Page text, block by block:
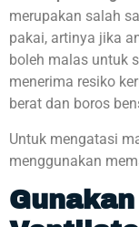
merupakan salah
pakai, artinya jika
boleh malas untuk
menerima resiko
berat dan boros
Untuk mengatasi
menggunakan